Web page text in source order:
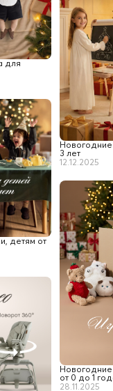
для
3 лет
12.12.2025
детям от
от 0 до 1
28.11.2025